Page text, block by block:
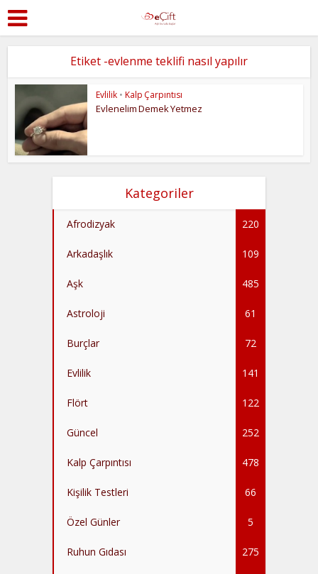
Etiket -evlenme teklifi nasıl yapılır
Evlilik • Kalp Çarpıntısı
Evlenelim Demek Yetmez
Kategoriler
Afrodizyak 220
Arkadaşlık 109
Aşk 485
Astroloji 61
Burçlar 72
Evlilik 141
Flört 122
Güncel 252
Kalp Çarpıntısı 478
Kişilik Testleri 66
Özel Günler 5
Ruhun Gıdası 275